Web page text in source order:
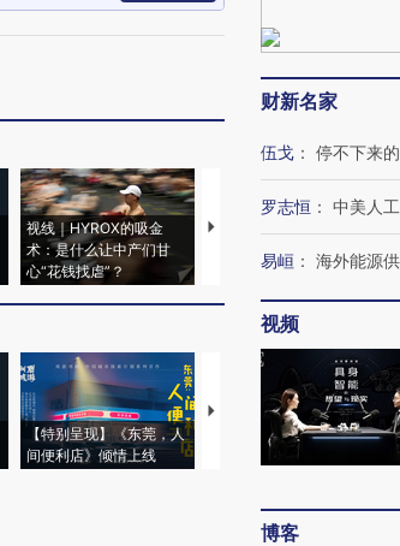
视线｜HYROX的吸金
术：是什么让中产们甘
心“花钱找虐”？
马航飞行员跨国走私7万
粒摇头丸 尿检体内含3种
【特别呈现】《东莞，人
间便利店》倾情上线
【推广】走进第四届链博
会，让数智科技“链”接产
财新名家
伍戈 ： 停不下来
罗志恒 ： 中美人
易峘 ： 海外能源
视频
博客